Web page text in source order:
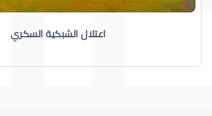
اعتلال الشبكية السكري